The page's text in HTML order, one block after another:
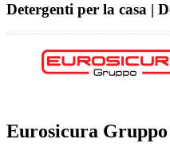
Detergenti per la casa |
Eurosicura